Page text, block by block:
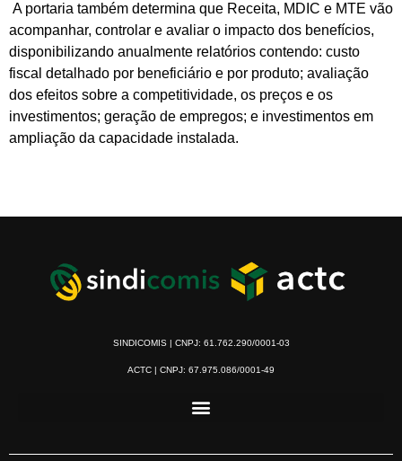
A portaria também determina que Receita, MDIC e MTE vão
acompanhar, controlar e avaliar o impacto dos benefícios,
disponibilizando anualmente relatórios contendo: custo
fiscal detalhado por beneficiário e por produto; avaliação
dos efeitos sobre a competitividade, os preços e os
investimentos; geração de empregos; e investimentos em
ampliação da capacidade instalada.
SINDICOMIS | CNPJ: 61.762.290/0001-03
ACTC | CNPJ: 67.975.086/0001-49